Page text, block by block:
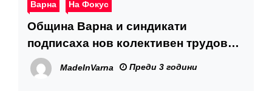
Варна На Фокус
Община Варна и синдикати
подписаха нов колективен трудов
договор в сферата на
образованието
MadeInVarna Преди 3 години